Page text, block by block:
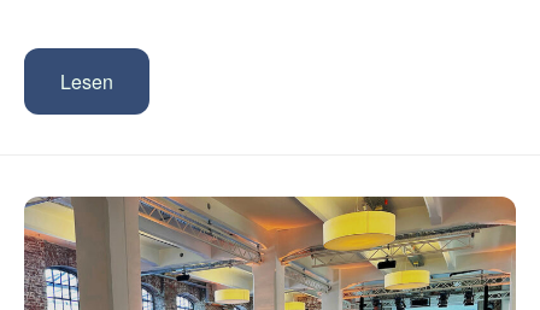
Lesen